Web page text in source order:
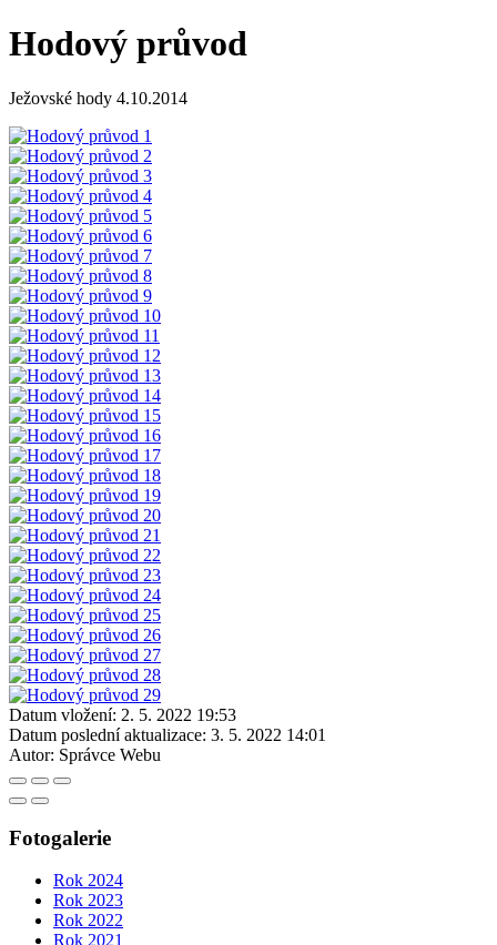
Hodový průvod
Ježovské hody 4.10.2014
Datum vložení: 2. 5. 2022 19:53
Datum poslední aktualizace: 3. 5. 2022 14:01
Autor: Správce Webu
Fotogalerie
Rok 2024
Rok 2023
Rok 2022
Rok 2021